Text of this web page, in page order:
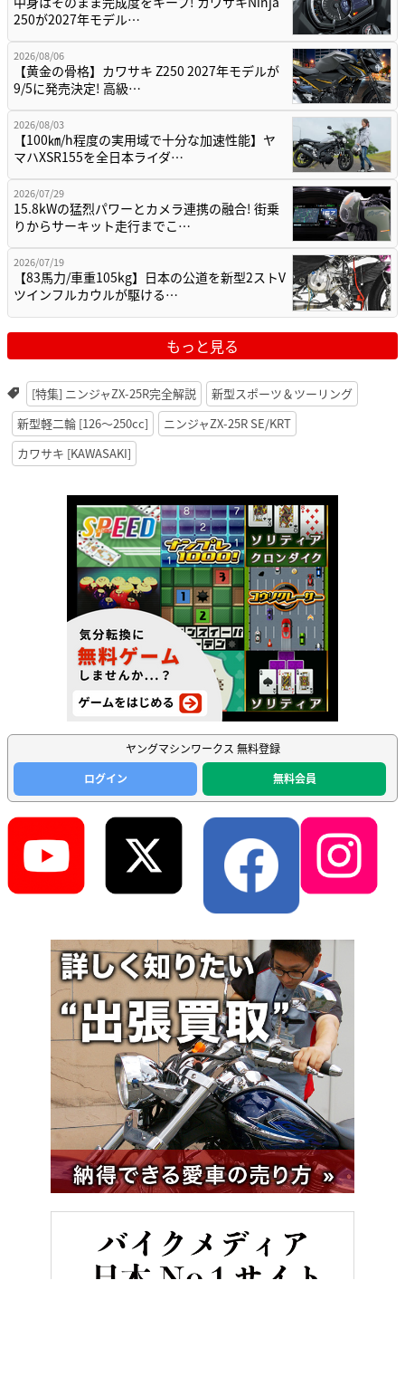
250が2027年モデル…
2026/08/06
【黄金の骨格】カワサキ Z250 2027年モデルが
9/5に発売決定! 高級…
2026/08/03
【100㎞/h程度の実用域で十分な加速性能】ヤ
マハXSR155を全日本ライダ…
2026/07/29
15.8kWの猛烈パワーとカメラ連携の融合! 街乗
りからサーキット走行までこ…
2026/07/19
【83馬力/車重105kg】日本の公道を新型2ストV
ツインフルカウルが駆ける…
もっと見る
[特集] ニンジャZX-25R完全解説
新型スポーツ＆ツーリング
新型軽二輪 [126〜250cc]
ニンジャZX-25R SE/KRT
カワサキ [KAWASAKI]
ヤングマシンワークス 無料登録
ログイン
無料会員